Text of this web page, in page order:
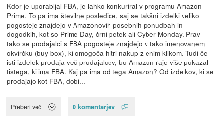
Kdor je uporabljal FBA, je lahko konkuriral v programu Amazon
Prime. To pa ima številne posledice, saj se takšni izdelki veliko
pogosteje znajdejo v Amazonovih posebnih ponudbah in
dogodkih, kot so Prime Day, črni petek ali Cyber Monday. Prav
tako se prodajalci s FBA pogosteje znajdejo v tako imenovanem
okvirčku (buy box), ki omogoča hitri nakup z enim klikom. Tudi če
isti izdelek prodaja več prodajalcev, bo Amazon raje više pokazal
tistega, ki ima FBA. Kaj pa ima od tega Amazon? Od izdelkov, ki se
prodajajo kot FBA, dobi...
Preberi več 0 komentarjev